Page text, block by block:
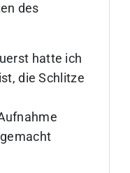
des
hatte ich
die Schlitze
gemacht